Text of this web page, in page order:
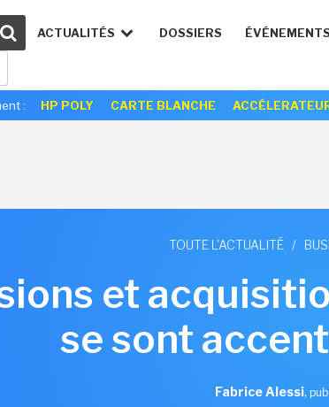
ACTUALITÉS DOSSIERS ÉVÉNEMENTS
: HP POLY CARTE BLANCHE
TOUTE L'ACTUALITÉ /
et
se sont
Fabrice Alessi,